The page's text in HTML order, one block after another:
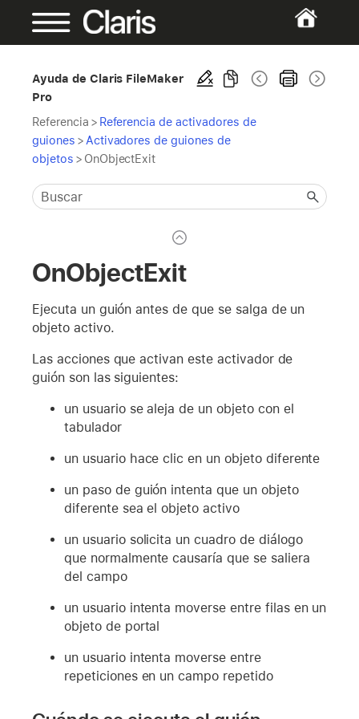
Ayuda de Claris FileMaker
Pro
Referencia > Referencia de activadores de
guiones > Activadores de guiones de
objetos > OnObjectExit
OnObjectExit
Ejecuta un guión antes de que se salga de un
objeto activo.
Las acciones que activan este activador de
guión son las siguientes:
un usuario se aleja de un objeto con el
tabulador
un usuario hace clic en un objeto diferente
un paso de guión intenta que un objeto
diferente sea el objeto activo
un usuario solicita un cuadro de diálogo
que normalmente causaría que se saliera
del campo
un usuario intenta moverse entre filas en un
objeto de portal
un usuario intenta moverse entre
repeticiones en un campo repetido